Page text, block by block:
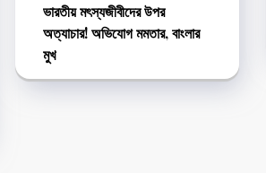
ভারতীয় মৎস্যজীবীদের উপর
অত্যাচার! অভিযোগ মমতার, বাংলার
মুখ